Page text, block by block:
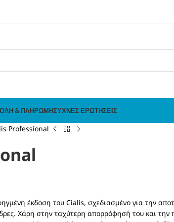
& ΠΛΗΡΩΜΉΣΥΧΝΈΣ ΕΡΩΤΉΣΕΙΣ
Professional
έκδοση του Cialis, σχεδιασμένο για την
Χάρη στην ταχύτερη απορρόφησή του και